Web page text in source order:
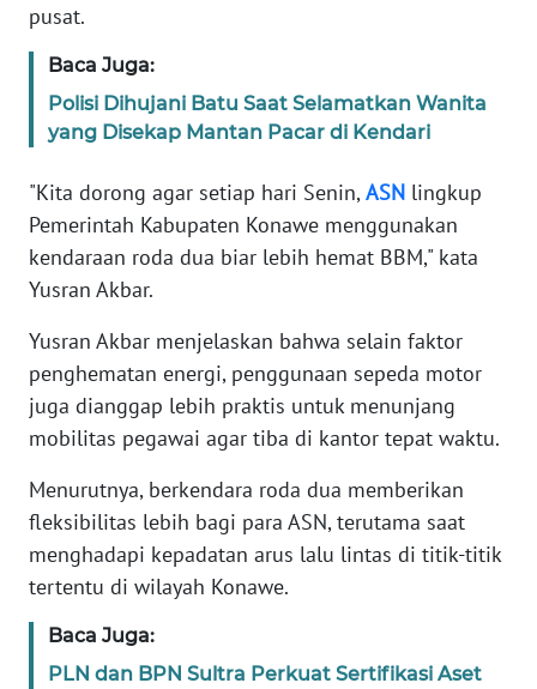
pusat.
Baca Juga:
Polisi Dihujani Batu Saat Selamatkan Wanita
yang Disekap Mantan Pacar di Kendari
"Kita dorong agar setiap hari Senin,ASN lingkup
Pemerintah Kabupaten Konawe menggunakan
kendaraan roda dua biar lebih hemat BBM," kata
Yusran Akbar.
Yusran Akbar menjelaskan bahwa selain faktor
penghematan energi, penggunaan sepeda motor
juga dianggap lebih praktis untuk menunjang
mobilitas pegawai agar tiba di kantor tepat waktu.
Menurutnya, berkendara roda dua memberikan
fleksibilitas lebih bagi para ASN, terutama saat
menghadapi kepadatan arus lalu lintas di titik-titik
tertentu di wilayah Konawe.
Baca Juga:
PLN dan BPN Sultra Perkuat Sertifikasi Aset
JABAR
WN
BANTEN
NTT
WN
KEPRI
WN
PAPUA
WN
BARAT
WN
RIAU
WN
SERAMBI